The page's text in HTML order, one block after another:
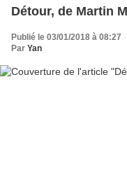
Détour, de Martin
Publié le 03/01/2018 à 08:27
Par Yan